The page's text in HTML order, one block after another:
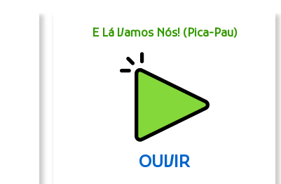
E Lá Vamos Nós! (Pica-Pau)
OUVIR